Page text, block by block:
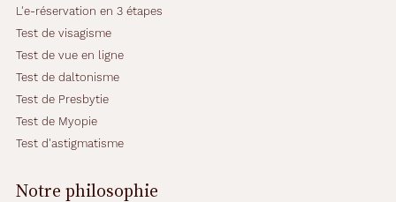
L'e-réservation en 3 étapes
Test de visagisme
Test de vue en ligne
Test de daltonisme
Test de Presbytie
Test de Myopie
Test d'astigmatisme
Notre philosophie